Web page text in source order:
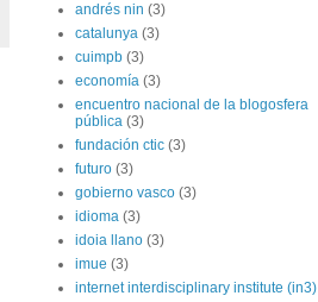
andrés nin (3)
catalunya (3)
cuimpb (3)
economía (3)
encuentro nacional de la blogosfera
pública (3)
fundación ctic (3)
futuro (3)
gobierno vasco (3)
idioma (3)
idoia llano (3)
imue (3)
internet interdisciplinary institute (in3)